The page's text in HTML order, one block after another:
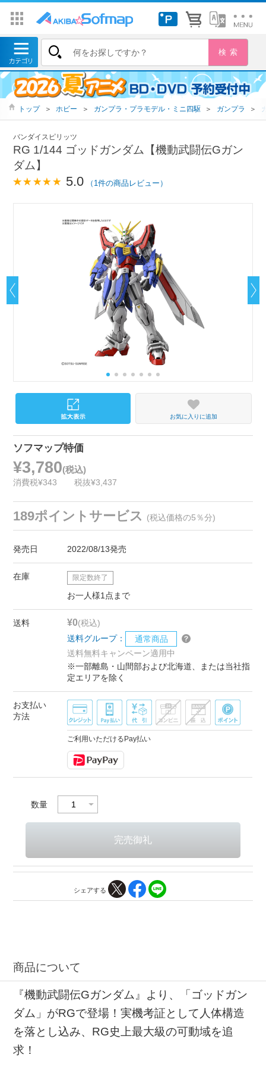
トップ ＞ ホビー ＞ ガンプラ・プラモデル・ミニ四駆 ＞ ガンプラ ＞
バンダイスピリッツ
RG 1/144 ゴッドガンダム【機動武闘伝Gガン
ダム】
5.0 （1件の商品レビュー）
お気に入りに追加
ソフマップ特価
¥3,780(税込)
消費税¥343 税抜¥3,437
189ポイントサービス (税込価格の5％分)
発売日 2022/08/13発売
在庫 限定数終了
お一人様1点まで
送料 ¥0(税込)
送料グループ：
通常商品
送料無料キャンペーン適用中
※一部離島・山間部および北海道、または当社指
定エリアを除く
お支払い
方法
ご利用いただけるPay払い
数量
シェアする
商品について
『機動武闘伝Gガンダム』より、「ゴッドガン
ダム」がRGで登場！実機考証として人体構造
を落とし込み、RG史上最大級の可動域を追
求！